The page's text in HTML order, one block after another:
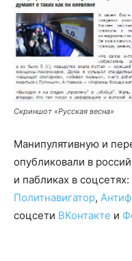
Скриншот «Русская весна»
Манипулятивную и
опубликовали в
и пабликах в соцсетях:
Политнавигатор,
соцсети ВКонтакте и